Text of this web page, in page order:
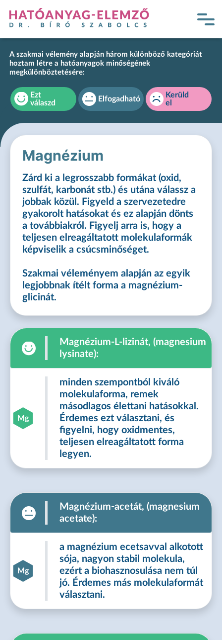
A szakmai vélemény alapján három különböző kategóriát
hoztam létre a hatóanyagok minőségének
megkülönböztetésére:
Ezt
válaszd
Elfogadható
Kerüld
el
Magnézium
Zárd ki a legrosszabb formákat (oxid,
szulfát, karbonát stb.) és utána válassz a
jobbak közül. Figyeld a szervezetedre
gyakorolt hatásokat és ez alapján dönts
a továbbiakról. Figyelj arra is, hogy a
teljesen elreagáltatott molekulaformák
képviselik a csúcsminőséget.
Szakmai véleményem alapján az egyik
legjobbnak ítélt forma a magnézium-
glicinát.
Magnézium-L-lizinát, (magnesium
lysinate):
Mg
minden szempontból kiváló
molekulaforma, remek
másodlagos élettani hatásokkal.
Érdemes ezt választani, és
figyelni, hogy oxidmentes,
teljesen elreagáltatott forma
legyen.
Magnézium-acetát, (magnesium
acetate):
Mg
a magnézium ecetsavval alkotott
sója, nagyon stabil molekula,
ezért a biohasznosulása nem túl
jó. Érdemes más molekulaformát
választani.